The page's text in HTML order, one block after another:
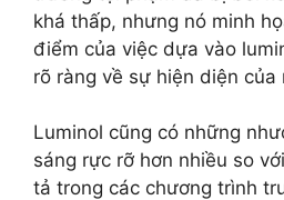
khá thấp, nhưng nó minh
điểm của việc dựa vào
rõ ràng về sự hiện diện của
Luminol cũng có những
sáng rực rỡ hơn nhiều so
tả trong các chương trình